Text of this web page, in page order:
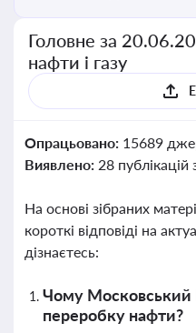
Головне за
нафти і газу
Опрацьовано: 15689
Виявлено: 28 публікацій
На основі зібраних
короткі відповіді на
дізнаєтесь:
Чому
переробку нафти?